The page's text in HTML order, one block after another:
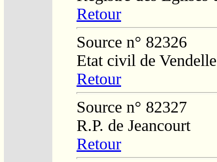
Retour
Source n° 82326
Etat civil de
Retour
Source n° 82327
R.P. de Jeancourt
Retour